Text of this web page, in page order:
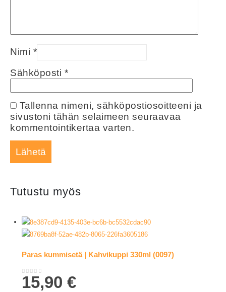
Nimi *
Sähköposti *
Tallenna nimeni, sähköpostiosoitteeni ja
sivustoni tähän selaimeen seuraavaa
kommentointikertaa varten.
Tutustu myös
Paras kummisetä | Kahvikuppi 330ml (0097)
0out of 5
15,90€